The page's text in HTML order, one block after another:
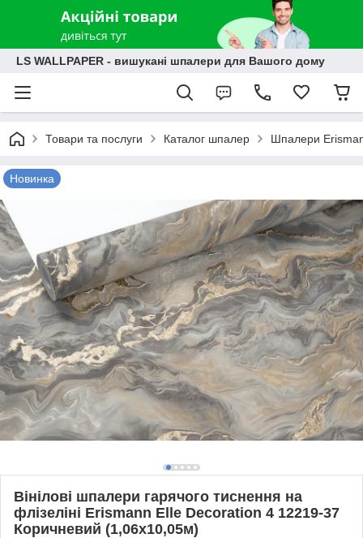
LS WALLPAPER - вишукані шпалери для Вашого дому
Товари та послуги Каталог шпалер Шпалери
Новинка
Вінілові шпалери гарячого тиснення на
флізеліні Erismann Elle Decoration 4 12219-37
Коричневий (1,06х10,05м)